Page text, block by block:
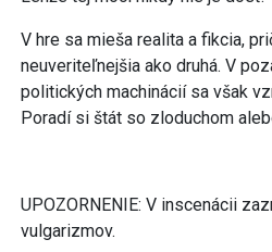
V hre sa mieša realita a fikcia,
neuveriteľnejšia ako druhá. V
politických machinácií sa však
Poradí si štát so zloduchom
UPOZORNENIE: V inscenácii
vulgarizmov.